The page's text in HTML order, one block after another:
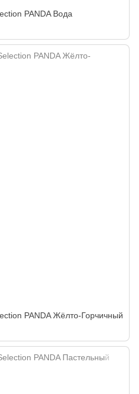
PANDA Вода
PANDA Жёлто-Горчичный